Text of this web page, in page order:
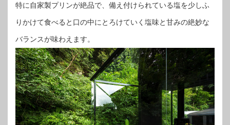
特に自家製プリンが絶品で、備え付けられている塩を少しふ
りかけて食べると口の中にとろけていく塩味と甘みの絶妙な
バランスが味わえます。